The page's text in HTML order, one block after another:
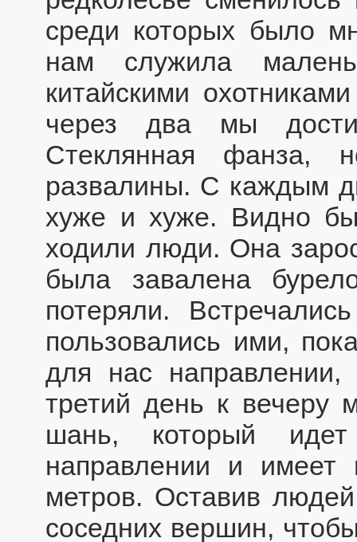
среди которых было
нам служила
китайскими
через два мы
Стеклянная фанза,
развалины. С каждым
хуже и хуже. Видно
ходили люди. Она
была завалена
потеряли.
пользовались ими,
для нас
третий день к вечеру
шань, который
направлении и
метров. Оставив
соседних вершин,